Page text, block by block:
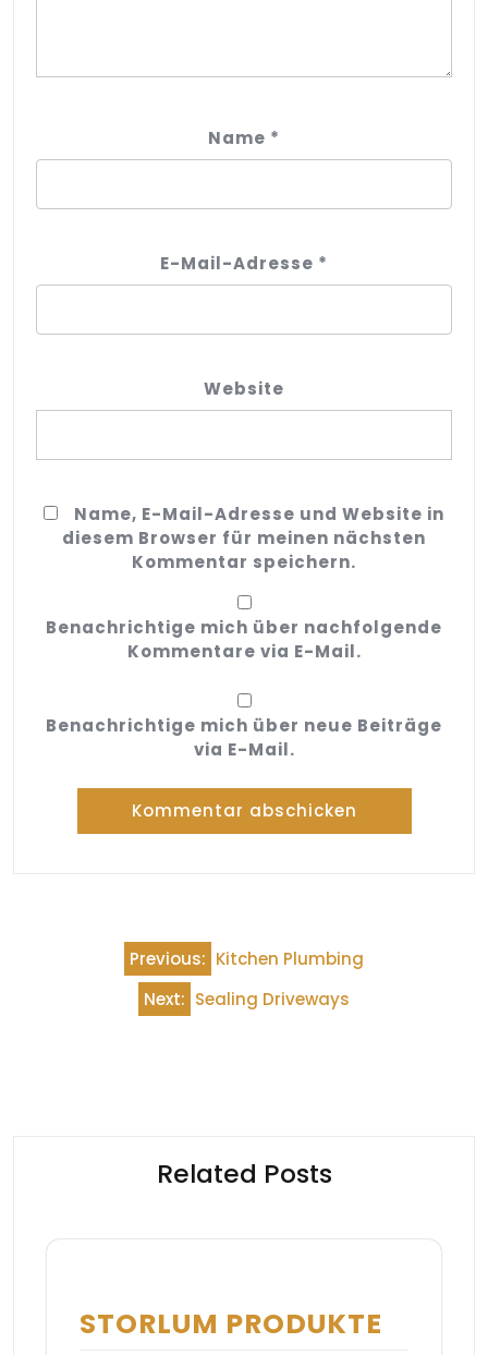
Name *
E-Mail-Adresse *
Website
Name, E-Mail-Adresse und Website in
diesem Browser für meinen nächsten
Kommentar speichern.
Benachrichtige mich über nachfolgende
Kommentare via E-Mail.
Benachrichtige mich über neue Beiträge
via E-Mail.
Beitragsnavigation
Previous: Kitchen Plumbing
Next: Sealing Driveways
Related Posts
STORLUM PRODUKTE